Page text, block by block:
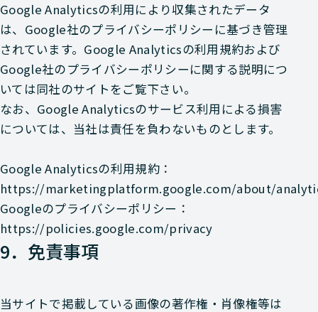
Google Analyticsの利用により収集されたデータ
は、Google社のプライバシーポリシーに基づき管理
されています。Google Analyticsの利用規約および
Google社のプライバシーポリシーに関する説明につ
いては同社のサイトをご覧下さい。
なお、Google Analyticsのサービス利用による損害
については、当社は責任を負わないものとします。
Google Analyticsの利用規約：
https://marketingplatform.google.com/about/
Googleのプライバシーポリシー：
https://policies.google.com/privacy
9．免責事項
当サイトで掲載している画像の著作権・肖像権等は